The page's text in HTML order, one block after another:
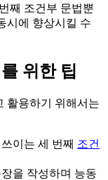
째 조건부 문법뿐
시에 향상시킬 수
위한 팁
활용하기 위해서는
이는 세 번째 조건
을 작성하며 능동